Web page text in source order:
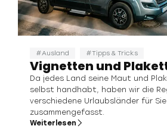
Ausland Tipps & Tricks
Vignetten und
Da jedes Land seine Maut und
selbst handhabt, haben wir die
verschiedene Urlaubsländer für Sie
zusammengefasst.
Weiterlesen